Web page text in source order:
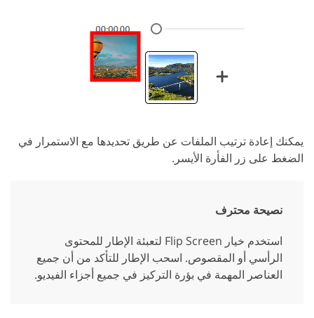
يمكنك إعادة ترتيب الملفات عن طريق تحديدها مع الاستمرار في
الضغط على زر الفأرة الأيسر.
نصيحة محترف
استخدم خيار Flip Screen لتعبئة الإطار للمحتوى
الرأسي أو المقصوص. اسحب الإطار للتأكد من أن جميع
العناصر المهمة في بؤرة التركيز في جميع أجزاء الفيديو.